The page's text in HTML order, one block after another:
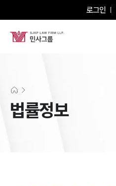
로그인
법률정보